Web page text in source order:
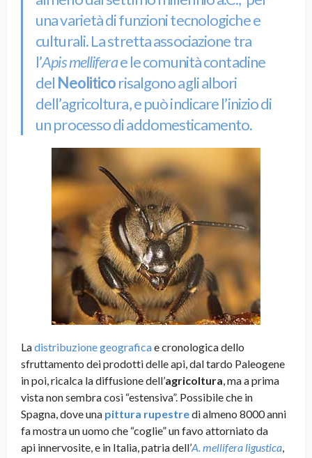
una varietà di funzioni tecnologiche e
culturali. La stretta associazione tra
l’Apis melliferae le comunità contadine
del Neoliticorisalgono agli albori
dell’agricoltura, e può indicare l’inizio di
un processo di addomesticamento.
Ladistribuzione geograficae cronologica dello
sfruttamento dei prodotti delle api, dal tardo Paleogene
in poi, ricalca la diffusione dell’agricoltura, ma a prima
vista non sembra così “estensiva”. Possibile che in
Spagna, dove una pittura rupestredi almeno 8000 anni
fa mostra un uomo che “coglie” un favo attorniato da
api innervosite, e in Italia, patria dell’A. mellifera ligustica,